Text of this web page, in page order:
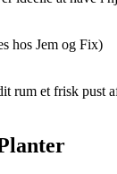
hos Jem og Fix)
rum et frisk pust